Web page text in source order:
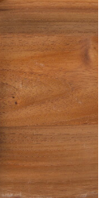
柳宗理
閉じる